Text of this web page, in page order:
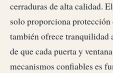
cerraduras de alta calidad.
solo proporciona
también ofrece tranquilidad
de que cada puerta y
mecanismos confiables es